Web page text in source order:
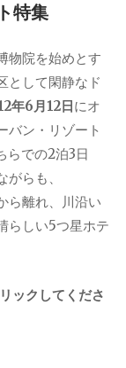
特集
物院を始めとす
として閑静なド
年6月12日にオ
バン・リゾート
らでの2泊3日
らも、
ら離れ、川沿い
らしい5つ星ホテ
ックしてくださ